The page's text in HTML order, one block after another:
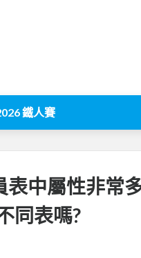
鐵人賽
表中屬性非常
同表嗎?